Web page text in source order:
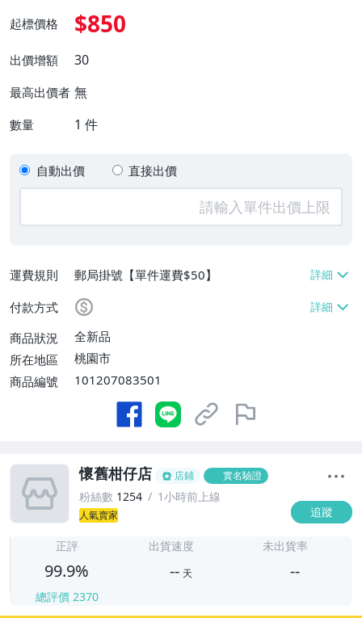
起標價格 $850
出價增額 30
最高出價者 無
數量 1 件
自動出價 直接出價
運費規則
郵局掛號【單件運費$50】
付款方式
商品狀況
全新品
所在地區
桃園市
商品編號
101207083501
懷舊柑仔店 店鋪 實名驗證
粉絲數 1254 1小時前上線
人氣賣家 追蹤
正評
99.9%
總評價 2370
出貨速度
-- 天
未出貨率
--